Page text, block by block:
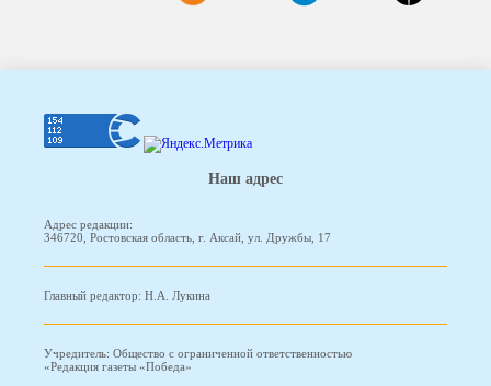
Наш адрес
Адрес редакции:
346720, Ростовская область, г. Аксай, ул. Дружбы, 17
Главный редактор: Н.А. Лукина
Учредитель: Общество с ограниченной ответственностью
«Редакция газеты «Победа»